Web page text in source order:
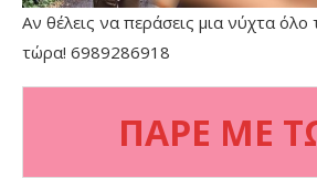
Αν θέλεις να περάσεις μια νύχτα όλο
τώρα! 6989286918
ΠΑΡΕ ΜΕ